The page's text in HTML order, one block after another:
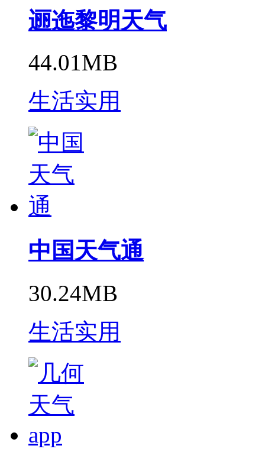
逦迤黎明天气
44.01MB
生活实用
中国天气通
30.24MB
生活实用